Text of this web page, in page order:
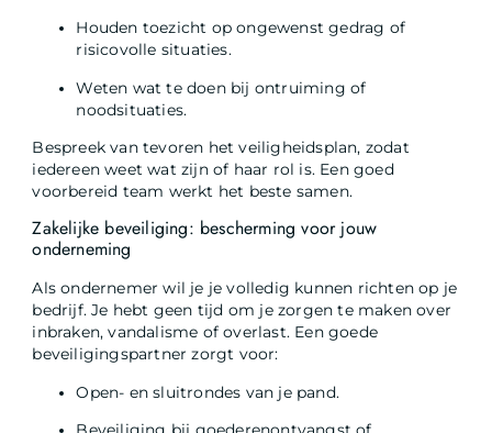
Houden toezicht op ongewenst gedrag of
risicovolle situaties.
Weten wat te doen bij ontruiming of
noodsituaties.
Bespreek van tevoren het veiligheidsplan, zodat
iedereen weet wat zijn of haar rol is. Een goed
voorbereid team werkt het beste samen.
Zakelijke beveiliging: bescherming voor jouw
onderneming
Als ondernemer wil je je volledig kunnen richten op je
bedrijf. Je hebt geen tijd om je zorgen te maken over
inbraken, vandalisme of overlast. Een goede
beveiligingspartner zorgt voor:
Open- en sluitrondes van je pand.